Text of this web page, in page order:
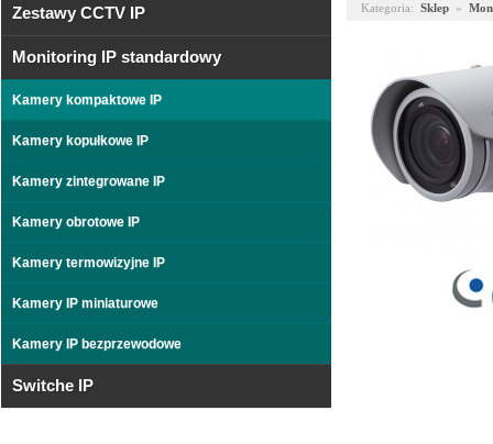
Zestawy CCTV IP
Monitoring IP standardowy
Kamery kompaktowe IP
Kamery kopułkowe IP
Kamery zintegrowane IP
Kamery obrotowe IP
Kamery termowizyjne IP
Kamery IP miniaturowe
Kamery IP bezprzewodowe
Switche IP
Kategoria: Sklep »